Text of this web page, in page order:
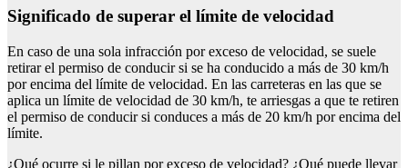
significado de superar el límite de velocidad
En caso de una sola infracción por exceso de velocidad, se suele
retirar el permiso de conducir si se ha conducido a más de 30 km/h
por encima del límite de velocidad. En las carreteras en las que se
aplica un límite de velocidad de 30 km/h, te arriesgas a que te retiren
el permiso de conducir si conduces a más de 20 km/h por encima del
límite.
¿Qué ocurre si le pillan por exceso de velocidad? ¿Qué puede llevar